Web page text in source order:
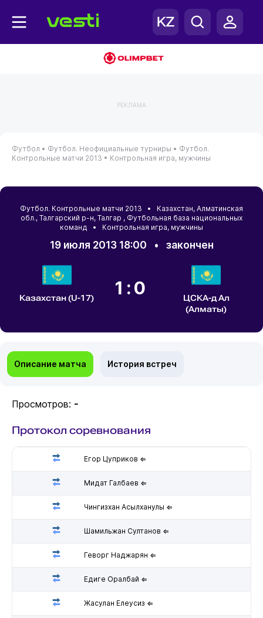
РЕКЛАМА
Футбол • Футбол. Неофициальные турниры • Футбол.
Контрольные матчи 2013 • Контрольная игра, мужчины
Футбол. Контрольные матчи 2013 • Казахстан, Алматинская
обл., Талгарский р-н, Талгар , Футбольная база национальных
команд • Контрольная игра, мужчины
19 июля 2013 18:00 • закончен
Казахстан (U-17) 1:0
ЦСКА-д Ал
(Алматы)
Описание матча История встреч
Просмотров: -
Протокол соревнования
Егор Цуприков ⇐
Мидат Галбаев ⇐
Чингизхан Асылханулы ⇐
Шамильжан Султанов ⇐
Геворг Наджарян ⇐
Едиге Оралбай ⇐
Жасулан Елеусиз ⇐